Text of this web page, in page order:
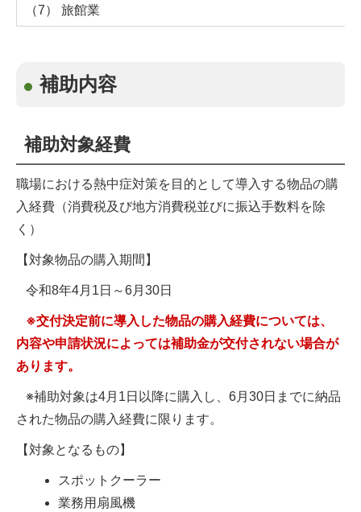
（7） 旅館業
補助内容
補助対象経費
職場における熱中症対策を目的として導入する物品の購
入経費（消費税及び地方消費税並びに振込手数料を除
く）
【対象物品の購入期間】
令和8年4月1日～6月30日
※交付決定前に導入した物品の購入経費については、
内容や申請状況によっては補助金が交付されない場合が
あります。
※補助対象は4月1日以降に購入し、6月30日までに納品
された物品の購入経費に限ります。
【対象となるもの】
スポットクーラー
業務用扇風機